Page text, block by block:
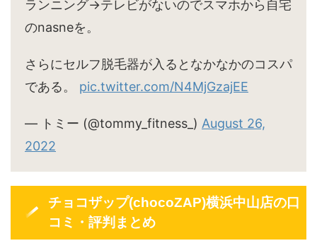
ランニング→テレビがないのでスマホから自宅
のnasneを。
さらにセルフ脱毛器が入るとなかなかのコスパ
である。 pic.twitter.com/N4MjGzajEE
— トミー (@tommy_fitness_) August 26,
2022
チョコザップ(chocoZAP)横浜中山店の口
コミ・評判まとめ